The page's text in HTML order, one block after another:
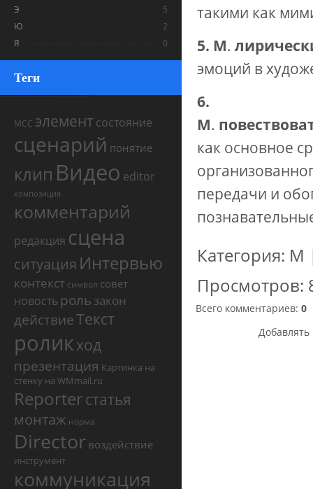
Э
5
Ю
2
Я
0
Теги
МСС элемент состояние
сценарий понятие
клип Видео editor
композиция
комментарий
редакция сцена
ситуация Интервью
контекст символ совет
новость роль закон
действиеТекст
роликход
презентация Картинка на
стенку на WMmail.ru
Reporterстатья
монтаж норма
Director воздействие
инструмент
коммуникация
такими как
5. М.
эмоций в
6.
М.
как основное
передачи и
Категория: М
Просмотров:
Всего комментариев: 0
Добавлять